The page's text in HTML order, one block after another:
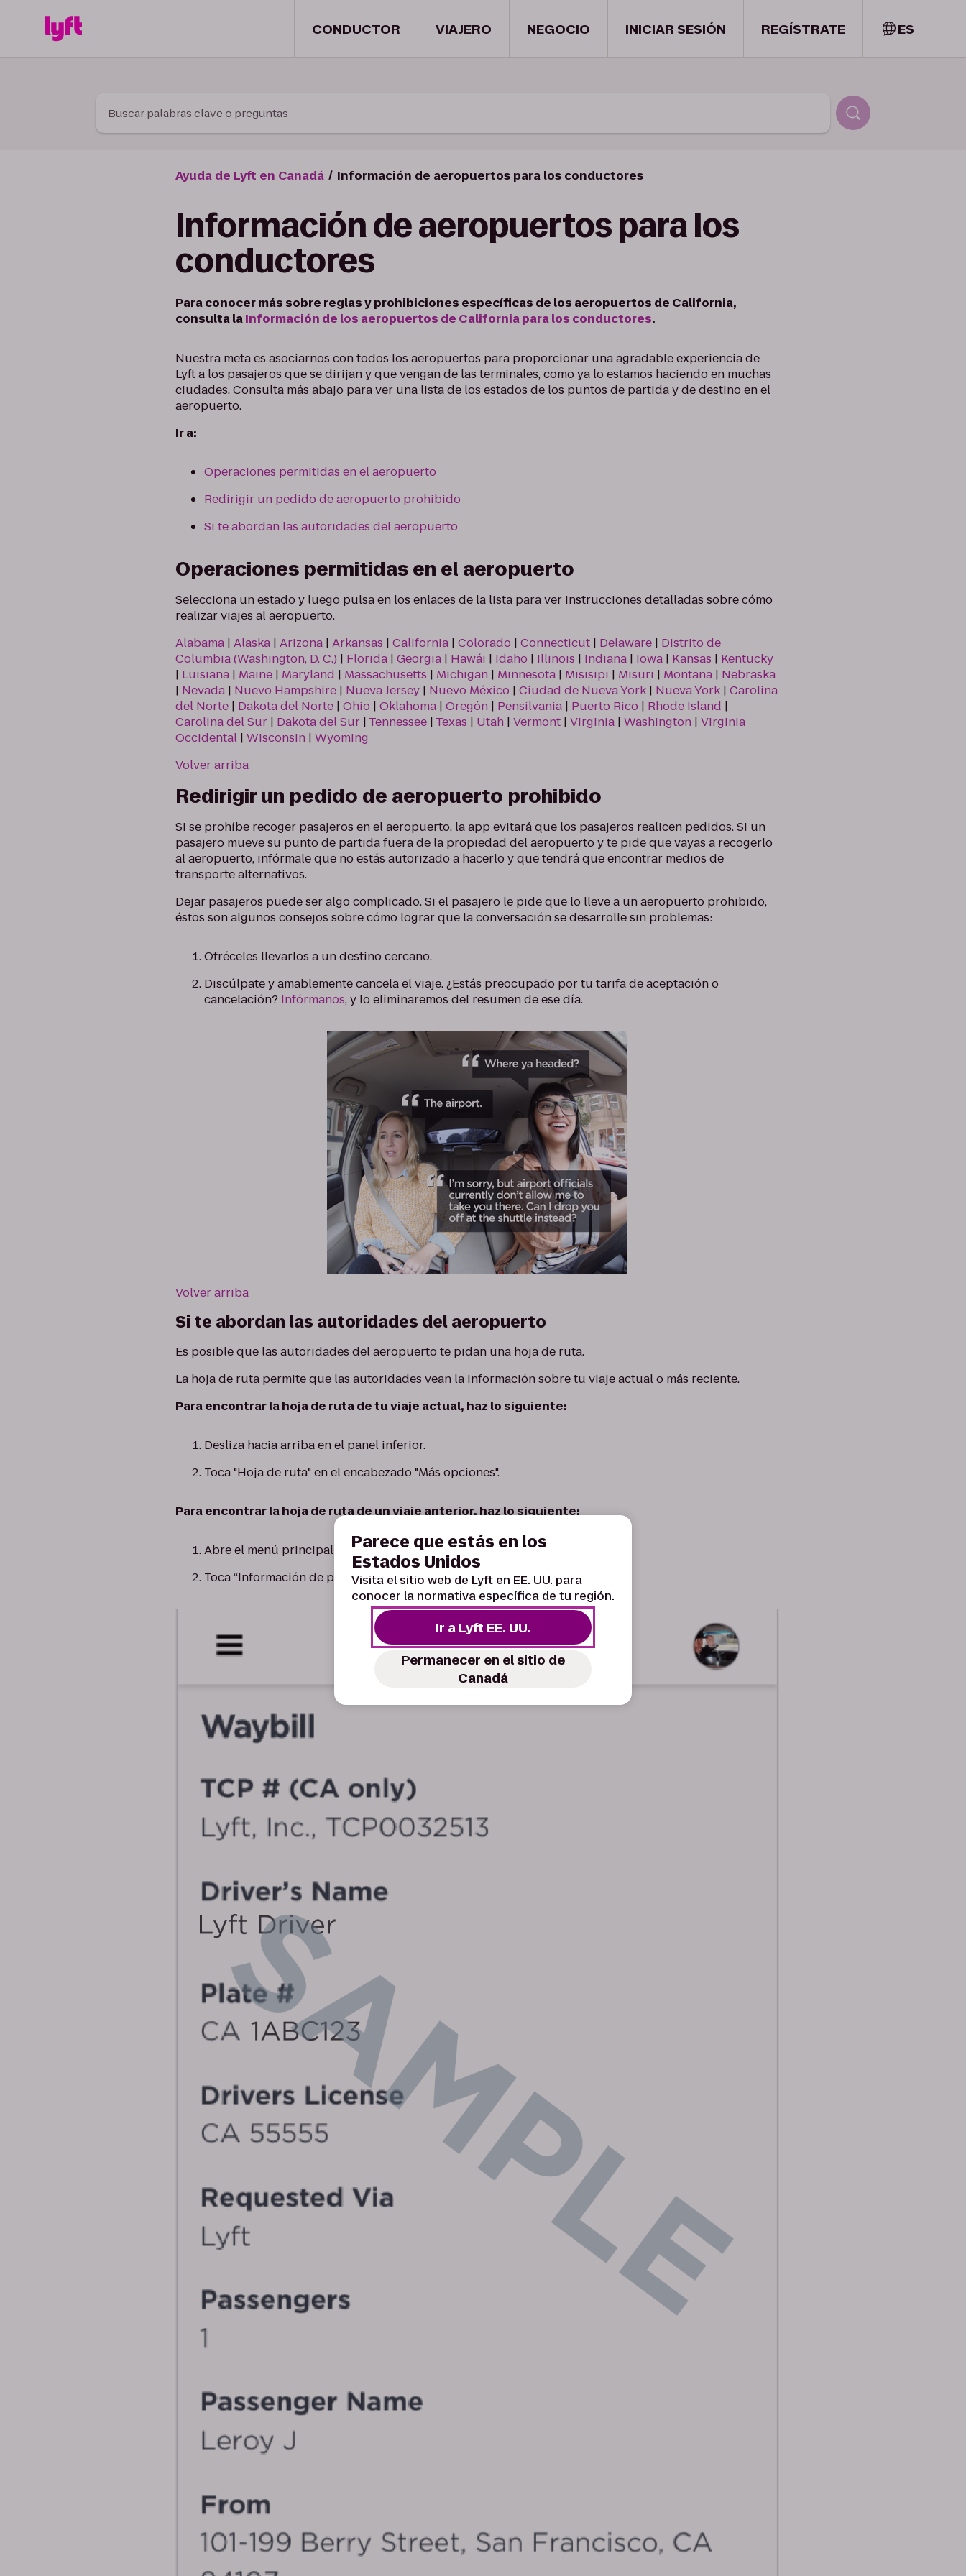
CONDUCTOR VIAJERO NEGOCIO INICIAR SESIÓN REGÍSTRATE ES
Buscar palabras clave o preguntas
Ayuda de Lyft en Canadá Información de aeropuertos para los conductores
Información de aeropuertos para los
conductores
Para conocer más sobre reglas y prohibiciones específicas de los aeropuertos de California,
consulta laInformación de los aeropuertos de California para los conductores.
Nuestra meta es asociarnos con todos los aeropuertos para proporcionar una agradable experiencia de
Lyft a los pasajeros que se dirijan y que vengan de las terminales, como ya lo estamos haciendo en muchas
ciudades. Consulta más abajo para ver una lista de los estados de los puntos de partida y de destino en el
aeropuerto.
Ir a:
Operaciones permitidas en el aeropuerto
Redirigir un pedido de aeropuerto prohibido
Si te abordan las autoridades del aeropuerto
Operaciones permitidas en el aeropuerto
Selecciona un estado y luego pulsa en los enlaces de la lista para ver instrucciones detalladas sobre cómo
realizar viajes al aeropuerto.
Alabama |Alaska |Arizona |Arkansas |California |Colorado |Connecticut | Delaware | Distrito de
Columbia (Washington, D. C.) | Florida |Georgia | Hawái | Idaho | Illinois | Indiana | Iowa | Kansas | Kentucky
| Luisiana | Maine | Maryland | Massachusetts | Michigan | Minnesota | Misisipi | Misuri | Montana | Nebraska
| Nevada | Nuevo Hampshire | Nueva Jersey | Nuevo México |Ciudad de Nueva York | Nueva York |Carolina
del Norte | Dakota del Norte |Ohio |Oklahoma |Oregón | Pensilvania | Puerto Rico | Rhode Island |
Carolina del Sur | Dakota del Sur | Tennessee | Texas | Utah |Vermont |Virginia |Washington |Virginia
Occidental |Wisconsin |Wyoming
Volver arriba
Redirigir un pedido de aeropuerto prohibido
Si se prohíbe recoger pasajeros en el aeropuerto, la app evitará que los pasajeros realicen pedidos. Si un
pasajero mueve su punto de partida fuera de la propiedad del aeropuerto y te pide que vayas a recogerlo
al aeropuerto, infórmale que no estás autorizado a hacerlo y que tendrá que encontrar medios de
transporte alternativos.
Dejar pasajeros puede ser algo complicado. Si el pasajero le pide que lo lleve a un aeropuerto prohibido,
éstos son algunos consejos sobre cómo lograr que la conversación se desarrolle sin problemas:
Ofréceles llevarlos a un destino cercano.
Discúlpate y amablemente cancela el viaje. ¿Estás preocupado por tu tarifa de aceptación o
cancelación? Infórmanos, y lo eliminaremos del resumen de ese día.
Volver arriba
Si te abordan las autoridades del aeropuerto
Es posible que las autoridades del aeropuerto te pidan una hoja de ruta.
La hoja de ruta permite que las autoridades vean la información sobre tu viaje actual o más reciente.
Para encontrar la hoja de ruta de tu viaje actual, haz lo siguiente:
Desliza hacia arriba en el panel inferior.
Toca "Hoja de ruta" en el encabezado "Más opciones".
Para encontrar la hoja de ruta de un viaje anterior, haz lo siguiente:
Abre el menú principal y toca “Cuenta”.
Toca “Información de pagos e impuestos” y, luego, “Hoja de ruta”.
Parece que estás en los
Estados Unidos
Visita el sitio web de Lyft en EE. UU. para
conocer la normativa específica de tu región.
Ir a Lyft EE. UU.
Permanecer en el sitio de
Canadá